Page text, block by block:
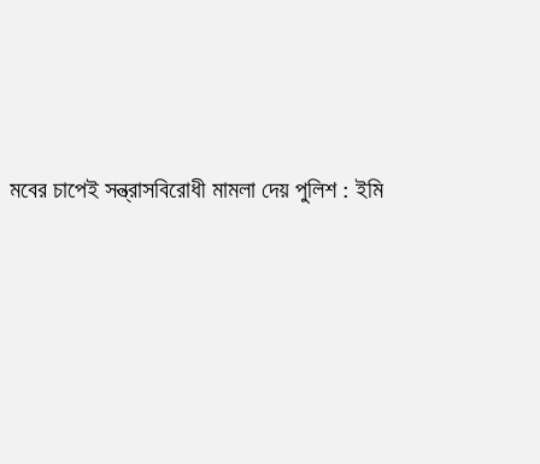
মবের চাপেই সন্ত্রাসবিরোধী মামলা দেয় পুলিশ : ইমি